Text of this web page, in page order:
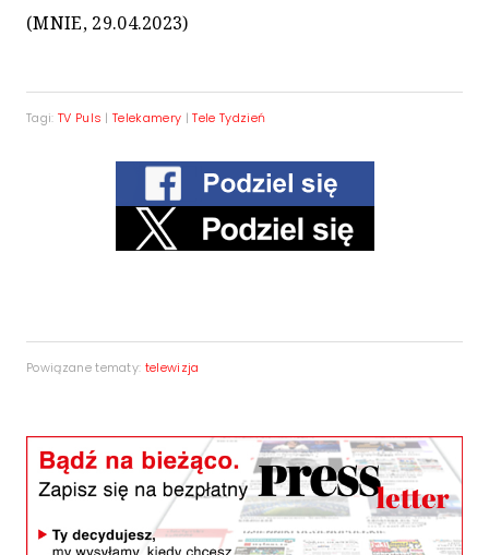
(MNIE, 29.04.2023)
Tagi: TV Puls |Telekamery |Tele Tydzień
Powiązane tematy: telewizja